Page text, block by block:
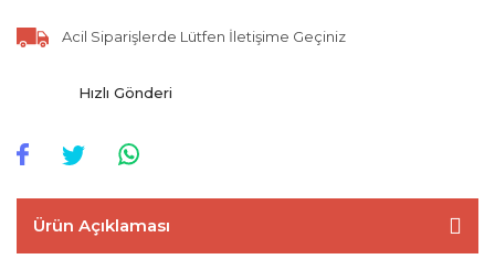
Acil Siparişlerde Lütfen İletişime Geçiniz
Hızlı Gönderi
Ürün Açıklaması